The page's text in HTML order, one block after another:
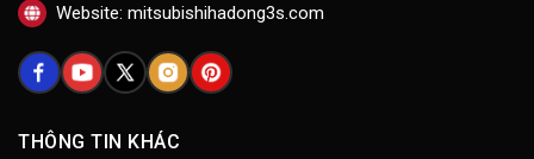
Website: mitsubishihadong3s.com
THÔNG TIN KHÁC